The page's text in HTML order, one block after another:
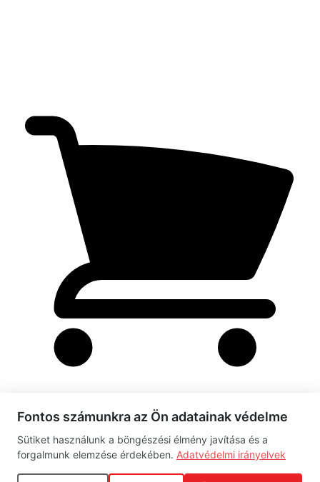
Fontos számunkra az Ön adatainak védelme
Sütiket használunk a böngészési élmény javítása és a
forgalmunk elemzése érdekében. Adatvédelmi irányelvek
Rendelés leadása folyamatban
Kérjük, várj türelemmel...
Adatok ellenőrzése